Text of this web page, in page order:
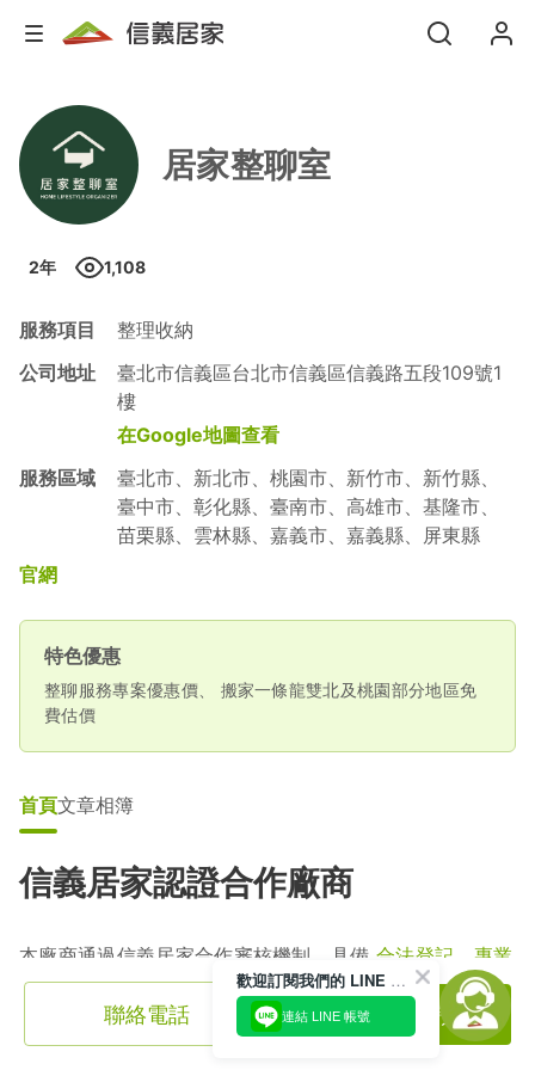
居家整聊室
2年 1,108
服務項目
整理收納
公司地址
臺北市信義區台北市信義區信義路五段109號1
樓
在Google地圖查看
服務區域
臺北市、新北市、桃園市、新竹市、新竹縣、
臺中市、彰化縣、臺南市、高雄市、基隆市、
苗栗縣、雲林縣、嘉義市、嘉義縣、屏東縣
官網
特色優惠
整聊服務專案優惠價、 搬家一條龍雙北及桃園部分地區免
費估價
首頁文章相簿
信義居家認證合作廠商
本廠商通過信義居家合作審核機制，具備合法登記、專業
資格與良好商譽，並經 每年定期審查，持續符合服務品質
標準。審查通過者將獲頒當年度「信義居家認證合作廠商
標章」，一眼辨識、安心選擇。
聯絡電話 透過信義居家預約
歡迎訂閱我們的 LINE 官方帳號
連結 LINE 帳號